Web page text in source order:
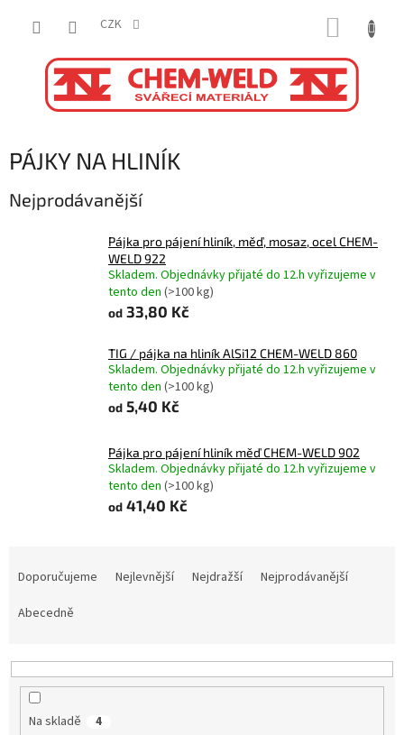
CZK
PÁJKY NA HLINÍK
Nejprodávanější
Pájka pro pájení hliník, měď, mosaz, ocel CHEM-
WELD 922
Skladem. Objednávky přijaté do 12.h vyřizujeme v
tento den (>100 kg)
od 33,80 Kč
TIG / pájka na hliník AlSi12 CHEM-WELD 860
Skladem. Objednávky přijaté do 12.h vyřizujeme v
tento den (>100 kg)
od 5,40 Kč
Pájka pro pájení hliník měď CHEM-WELD 902
Skladem. Objednávky přijaté do 12.h vyřizujeme v
tento den (>100 kg)
od 41,40 Kč
p
Doporučujeme Nejlevnější Nejdražší
Nejprodávanější
Abecedně
Na skladě 4